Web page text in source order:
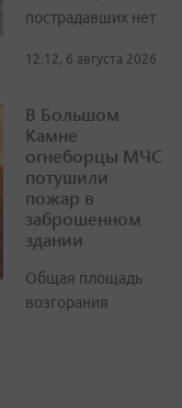
пострадавших нет
12:12, 6 августа 2026
В Большом
Камне
огнеборцы МЧС
потушили
пожар в
заброшенном
здании
Общая площадь
возгорания